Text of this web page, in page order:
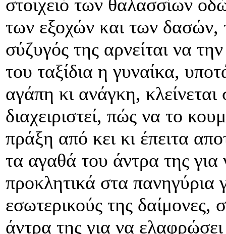
στοιχειό των θαλασσίων
των εξοχών και των
σύζυγός της αρνείται να
του ταξίδια η γυναίκα,
αγάπη κι ανάγκη,
διαχειριστεί, πώς να το
πράξη από κει κι έπειτα
τα αγαθά του άντρα της για
προκλητικά στα πανηγύρια
εσωτερικούς της δαίμονες,
άντρα της για να